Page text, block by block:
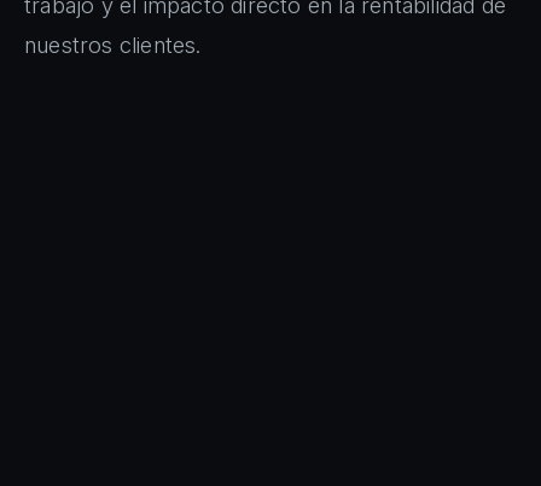
nuestros clientes.